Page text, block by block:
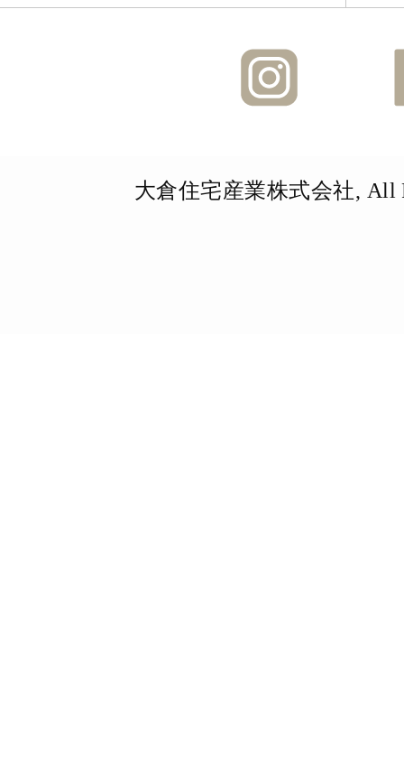
大倉住宅産業株式会社, All